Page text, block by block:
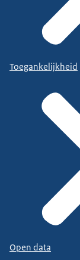
Toegankelijkheid
Open data